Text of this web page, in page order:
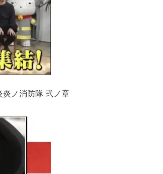
炎ノ消防隊 弐ノ章